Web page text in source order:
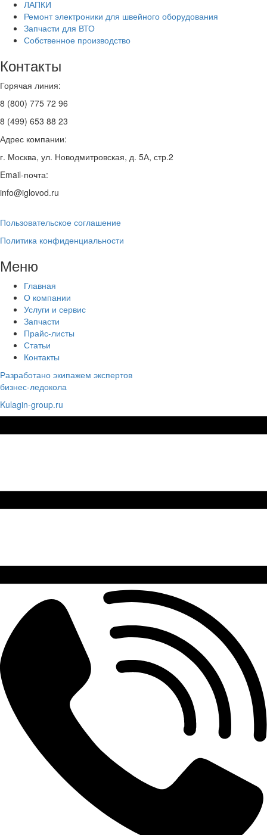
ЛАПКИ
Ремонт электроники для швейного оборудования
Запчасти для ВТО
Собственное производство
Контакты
Горячая линия:
8 (800) 775 72 96
8 (499) 653 88 23
Адрес компании:
г. Москва, ул. Новодмитровская, д. 5А, стр.2
Email-почта:
info@iglovod.ru
Пользовательское соглашение
Политика конфиденциальности
Меню
Главная
О компании
Услуги и сервис
Запчасти
Прайс-листы
Статьи
Контакты
Разработано экипажем экспертов
бизнес-ледокола
Kulagin-group.ru